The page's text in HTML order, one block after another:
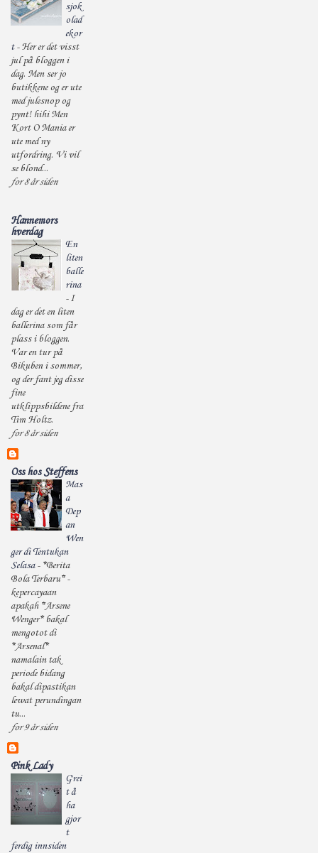
sjok
olad
ekor
t-Her er det visst
jul på bloggen i
dag. Men ser jo
butikkene og er ute
med julesnop og
pynt! hihi Men
Kort O Mania er
ute med ny
utfordring. Vi vil
se blond...
for 8 år siden
Hannemors
hverdag
En
liten
balle
rina
-I
dag er det en liten
ballerina som får
plass i bloggen.
Var en tur på
Bikuben i sommer,
og der fant jeg disse
fine
utklippsbildene fra
Tim Holtz.
for 8 år siden
Oss hos Steffens
Mas
a
Dep
an
Wen
ger di Tentukan
Selasa- *Berita
Bola Terbaru* -
kepercayaan
apakah *Arsene
Wenger* bakal
mengotot di
*Arsenal*
namalain tak
periode bidang
bakal dipastikan
lewat perundingan
tu...
for 9 år siden
Pink Lady
Grei
t å
ha
gjor
t
ferdig innsiden